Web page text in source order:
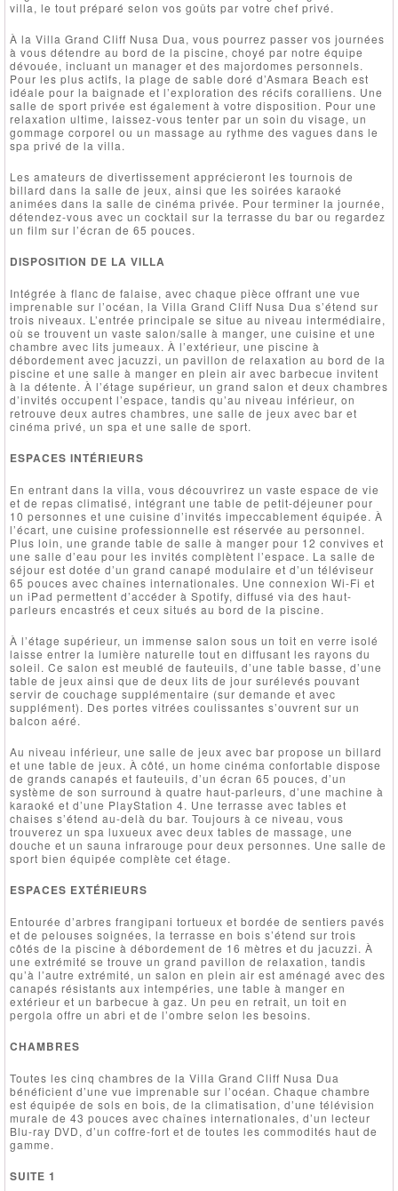
villa, le tout préparé selon vos goûts par votre chef privé.
À la Villa Grand Cliff Nusa Dua, vous pourrez passer vos journées
à vous détendre au bord de la piscine, choyé par notre équipe
dévouée, incluant un manager et des majordomes personnels.
Pour les plus actifs, la plage de sable doré d’Asmara Beach est
idéale pour la baignade et l’exploration des récifs coralliens. Une
salle de sport privée est également à votre disposition. Pour une
relaxation ultime, laissez-vous tenter par un soin du visage, un
gommage corporel ou un massage au rythme des vagues dans le
spa privé de la villa.
Les amateurs de divertissement apprécieront les tournois de
billard dans la salle de jeux, ainsi que les soirées karaoké
animées dans la salle de cinéma privée. Pour terminer la journée,
détendez-vous avec un cocktail sur la terrasse du bar ou regardez
un film sur l’écran de 65 pouces.
DISPOSITION DE LA VILLA
Intégrée à flanc de falaise, avec chaque pièce offrant une vue
imprenable sur l’océan, la Villa Grand Cliff Nusa Dua s’étend sur
trois niveaux. L’entrée principale se situe au niveau intermédiaire,
où se trouvent un vaste salon/salle à manger, une cuisine et une
chambre avec lits jumeaux. À l’extérieur, une piscine à
débordement avec jacuzzi, un pavillon de relaxation au bord de la
piscine et une salle à manger en plein air avec barbecue invitent
à la détente. À l’étage supérieur, un grand salon et deux chambres
d’invités occupent l’espace, tandis qu’au niveau inférieur, on
retrouve deux autres chambres, une salle de jeux avec bar et
cinéma privé, un spa et une salle de sport.
ESPACES INTÉRIEURS
En entrant dans la villa, vous découvrirez un vaste espace de vie
et de repas climatisé, intégrant une table de petit-déjeuner pour
10 personnes et une cuisine d’invités impeccablement équipée. À
l’écart, une cuisine professionnelle est réservée au personnel.
Plus loin, une grande table de salle à manger pour 12 convives et
une salle d’eau pour les invités complètent l’espace. La salle de
séjour est dotée d’un grand canapé modulaire et d’un téléviseur
65 pouces avec chaînes internationales. Une connexion Wi-Fi et
un iPad permettent d’accéder à Spotify, diffusé via des haut-
parleurs encastrés et ceux situés au bord de la piscine.
À l’étage supérieur, un immense salon sous un toit en verre isolé
laisse entrer la lumière naturelle tout en diffusant les rayons du
soleil. Ce salon est meublé de fauteuils, d’une table basse, d’une
table de jeux ainsi que de deux lits de jour surélevés pouvant
servir de couchage supplémentaire (sur demande et avec
supplément). Des portes vitrées coulissantes s’ouvrent sur un
balcon aéré.
Au niveau inférieur, une salle de jeux avec bar propose un billard
et une table de jeux. À côté, un home cinéma confortable dispose
de grands canapés et fauteuils, d’un écran 65 pouces, d’un
système de son surround à quatre haut-parleurs, d’une machine à
karaoké et d’une PlayStation 4. Une terrasse avec tables et
chaises s’étend au-delà du bar. Toujours à ce niveau, vous
trouverez un spa luxueux avec deux tables de massage, une
douche et un sauna infrarouge pour deux personnes. Une salle de
sport bien équipée complète cet étage.
ESPACES EXTÉRIEURS
Entourée d’arbres frangipani tortueux et bordée de sentiers pavés
et de pelouses soignées, la terrasse en bois s’étend sur trois
côtés de la piscine à débordement de 16 mètres et du jacuzzi. À
une extrémité se trouve un grand pavillon de relaxation, tandis
qu’à l’autre extrémité, un salon en plein air est aménagé avec des
canapés résistants aux intempéries, une table à manger en
extérieur et un barbecue à gaz. Un peu en retrait, un toit en
pergola offre un abri et de l’ombre selon les besoins.
CHAMBRES
Toutes les cinq chambres de la Villa Grand Cliff Nusa Dua
bénéficient d’une vue imprenable sur l’océan. Chaque chambre
est équipée de sols en bois, de la climatisation, d’une télévision
murale de 43 pouces avec chaînes internationales, d’un lecteur
Blu-ray DVD, d’un coffre-fort et de toutes les commodités haut de
gamme.
SUITE 1